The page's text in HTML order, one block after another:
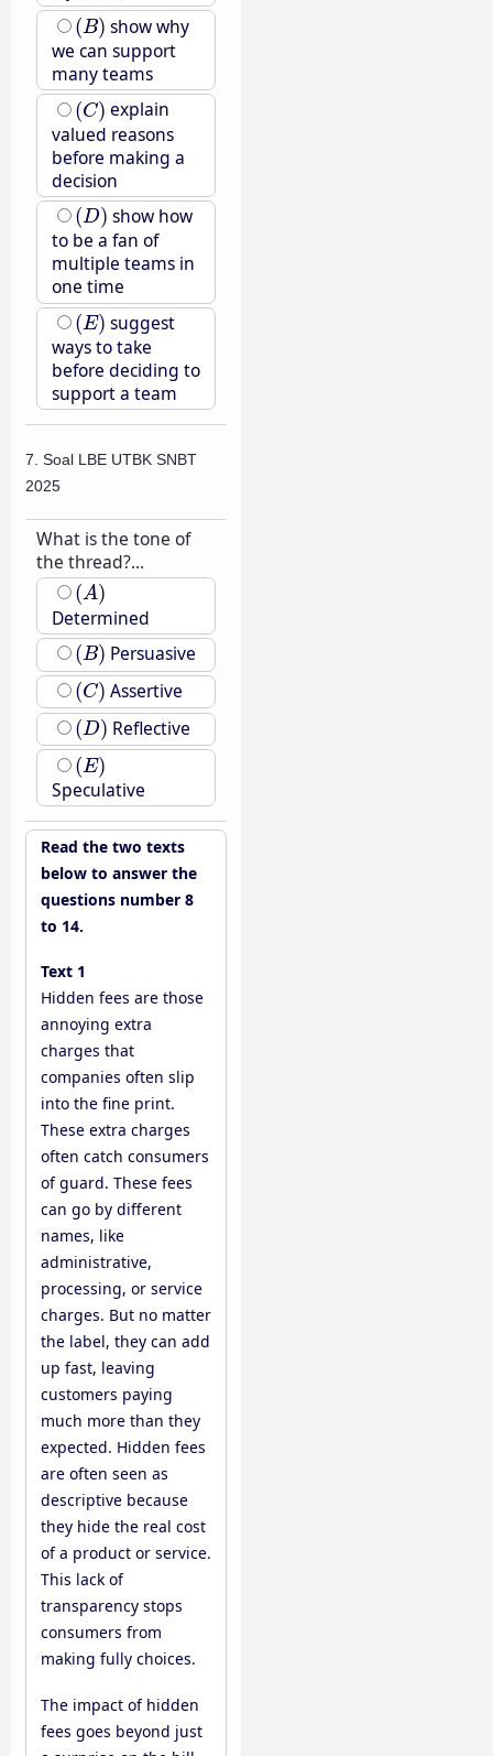
(B)
(B) show why
we can support
many teams
(C)
(C) explain
valued reasons
before making a
decision
(D)
(D) show how
to be a fan of
multiple teams in
one time
(E)
(E) suggest
ways to take
before deciding to
support a team
7. Soal LBE UTBK SNBT
2025
What is the tone of
the thread?...
(A)
(A)
Determined
(B)
(B) Persuasive
(C)
(C) Assertive
(D)
(D) Reflective
(E)
(E)
Speculative
Read the two texts
below to answer the
questions number 8
to 14.
Text 1
Hidden fees are those
annoying extra
charges that
companies often slip
into the fine print.
These extra charges
often catch consumers
of guard. These fees
can go by different
names, like
administrative,
processing, or service
charges. But no matter
the label, they can add
up fast, leaving
customers paying
much more than they
expected. Hidden fees
are often seen as
descriptive because
they hide the real cost
of a product or service.
This lack of
transparency stops
consumers from
making fully choices.
The impact of hidden
fees goes beyond just